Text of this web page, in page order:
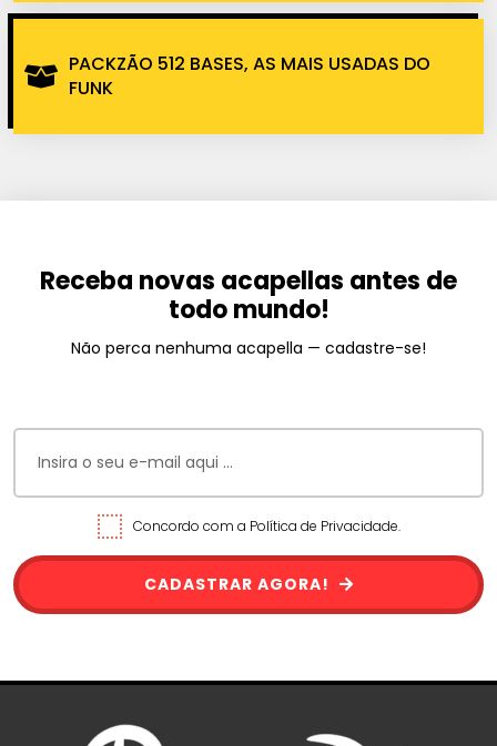
PACKZÃO 512 BASES, AS MAIS USADAS DO
FUNK
Receba novas acapellas antes de
todo mundo!
Não perca nenhuma acapella — cadastre-se!
Concordo com a Política de Privacidade.
CADASTRAR AGORA!